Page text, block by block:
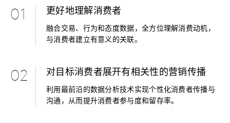
01 更好地理解消费者
融合交易、行为和态度数据，全方位理解消费动机，
与消费者建立有意义的关联。
02 对目标消费者展开有相关性的营销传播
利用最前沿的数据分析技术实现个性化消费者传播与
沟通，从而提升消费者参与度和留存率。